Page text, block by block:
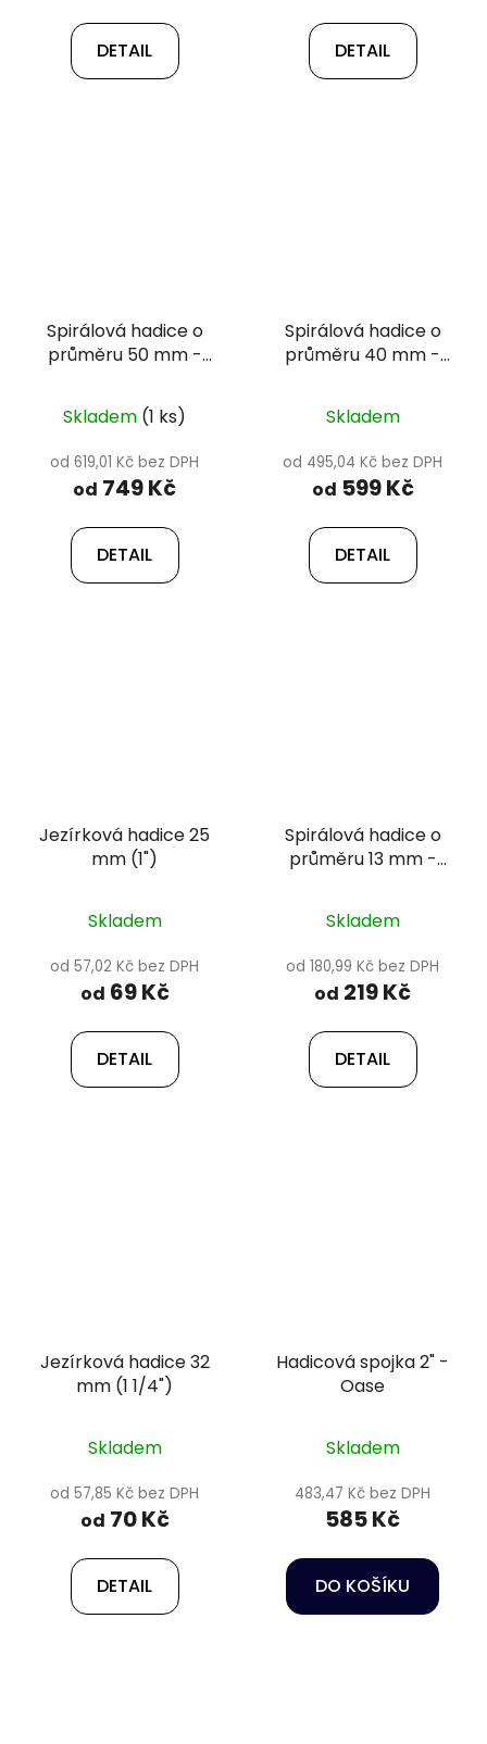
DETAIL DETAIL
Spirálová hadice o
průměru 50 mm -
Skladem (1 ks)
od 619,01 Kč bez DPH
od 749 Kč
DETAIL
Spirálová hadice o
průměru 40 mm -
Skladem
od 495,04 Kč bez DPH
od 599 Kč
DETAIL
Jezírková hadice 25
mm (1")
Skladem
od 57,02 Kč bez DPH
od 69 Kč
DETAIL
Spirálová hadice o
průměru 13 mm -
Skladem
od 180,99 Kč bez DPH
od 219 Kč
DETAIL
Jezírková hadice 32
mm (1 1/4")
Skladem
od 57,85 Kč bez DPH
od 70 Kč
DETAIL
Hadicová spojka 2" -
Oase
Skladem
483,47 Kč bez DPH
585 Kč
DO KOŠÍKU